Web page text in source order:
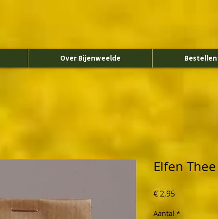
Over Bijenweelde Bestellen
Elfen Thee
€ 2,95Prijs
Aantal *